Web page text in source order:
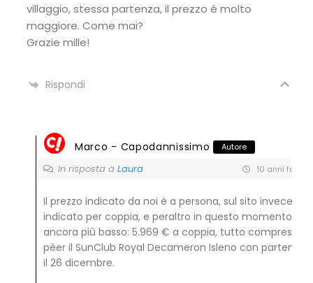
villaggio, stessa partenza, il prezzo é molto
maggiore. Come mai?
Grazie mille!
Rispondi
Marco - Capodannissimo Autore
In risposta a Laura 10 anni fa
Il prezzo indicato da noi è a persona, sul sito invece è
indicato per coppia, e peraltro in questo momento è
ancora più basso: 5.969 € a coppia, tutto compreso
pèer il SunClub Royal Decameron Isleno con partenza
il 26 dicembre.